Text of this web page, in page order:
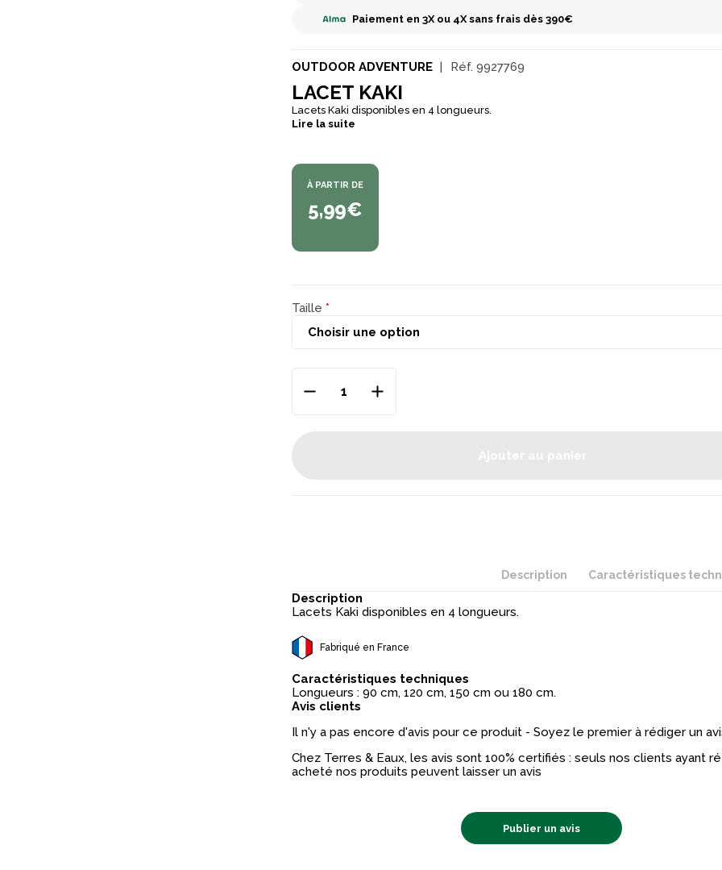
Paiement en 3X ou 4X sans frais dès 390€
OUTDOOR ADVENTURE Réf. 9927769
LACET KAKI
Lacets Kaki disponibles en 4 longueurs.
Lire la suite
À PARTIR DE
5,99€
Taille
Description Caractéristiques
Description
Lacets Kaki disponibles en 4 longueurs.
Fabriqué en France
Caractéristiques techniques
Longueurs : 90 cm, 120 cm, 150 cm ou 180 cm.
Avis clients
Il n'y a pas encore d'avis pour ce produit - Soyez le premier à rédiger un
Chez Terres & Eaux, les avis sont 100% certifiés : seuls nos clients ayant
acheté nos produits peuvent laisser un avis
Publier un avis